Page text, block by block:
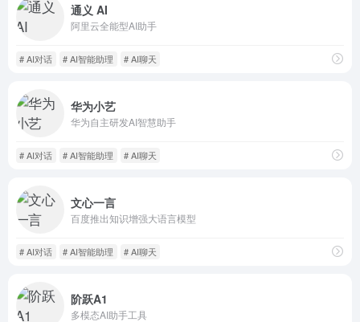
通义 AI
阿里云全能型AI助手
# AI对话 # AI智能助理 # AI聊天
华为小艺
华为自主研发AI智慧助手
# AI对话 # AI智能助理 # AI聊天
文心一言
百度推出知识增强大语言模型
# AI对话 # AI智能助理 # AI聊天
阶跃A1
多模态AI助手工具